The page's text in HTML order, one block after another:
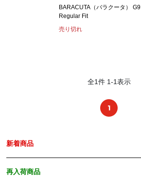
BARACUTA（バラクータ） G9
Regular Fit
売り切れ
全1件 1-1表示
1
新着商品
再入荷商品